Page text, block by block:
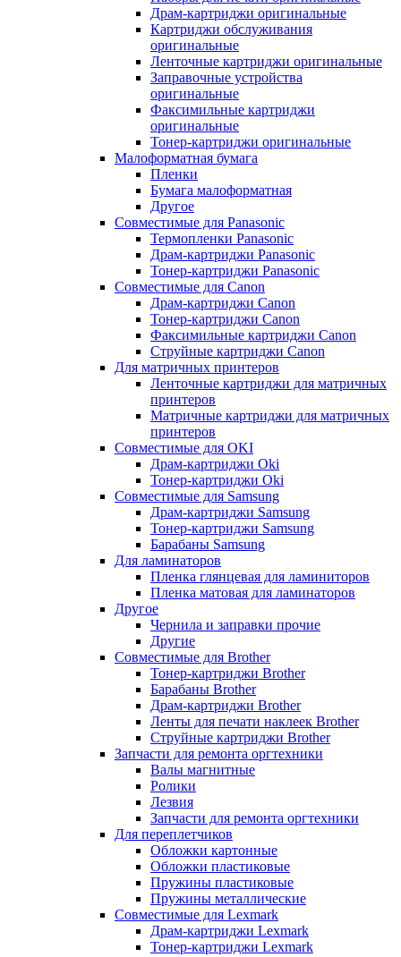
Драм-картриджи оригинальные
Картриджи обслуживания
оригинальные
Ленточные картриджи оригинальные
Заправочные устройства
оригинальные
Факсимильные картриджи
оригинальные
Тонер-картриджи оригинальные
Малоформатная бумага
Пленки
Бумага малоформатная
Другое
Совместимые для Panasonic
Термопленки Panasonic
Драм-картриджи Panasonic
Тонер-картриджи Panasonic
Совместимые для Canon
Драм-картриджи Canon
Тонер-картриджи Canon
Факсимильные картриджи Canon
Струйные картриджи Canon
Для матричных принтеров
Ленточные картриджи для матричных
принтеров
Матричные картриджи для матричных
принтеров
Совместимые для OKI
Драм-картриджи Oki
Тонер-картриджи Oki
Совместимые для Samsung
Драм-картриджи Samsung
Тонер-картриджи Samsung
Барабаны Samsung
Для ламинаторов
Пленка глянцевая для ламиниторов
Пленка матовая для ламинаторов
Другое
Чернила и заправки прочие
Другие
Совместимые для Brother
Тонер-картриджи Brother
Барабаны Brother
Драм-картриджи Brother
Ленты для печати наклеек Brother
Струйные картриджи Brother
Запчасти для ремонта оргтехники
Валы магнитные
Ролики
Лезвия
Запчасти для ремонта оргтехники
Для переплетчиков
Обложки картонные
Обложки пластиковые
Пружины пластиковые
Пружины металлические
Совместимые для Lexmark
Драм-картриджи Lexmark
Тонер-картриджи Lexmark